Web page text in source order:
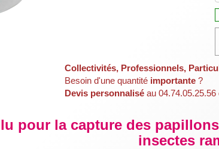
une coccinelle, qu'on rencontre
relativement étendue et se nourrit
les conditions ensoleillées et relativement
est courte et peu dense.
bipunctata est une visiteuse régulière des
utiliser Adalia bipunctata dans de
en place dés reception !!!
Collectivités, Professionnels,
Besoin d'une quantité importante?
Devis personnaliséau 04.74.05.25.56
pour la capture des
insectes